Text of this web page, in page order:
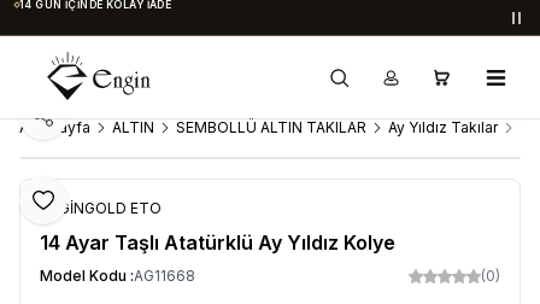
14 GÜN İÇINDE KOLAY İADE
Ana Sayfa ALTIN SEMBOLLÜ ALTIN TAKILAR Ay Yıldız Takılar
Favoriye Ekle
Paylaş
ENGİNGOLD ETO
14 Ayar Taşlı Atatürklü Ay Yıldız Kolye
Model Kodu :AG11668 (0)